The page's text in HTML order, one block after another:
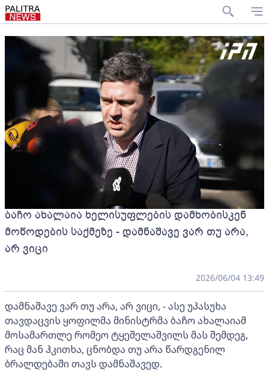
ბაჩო ახალაია ხელისუფლების დამხობისკენ
მოწოდების საქმეზე - დამნაშავე ვარ თუ არა,
არ ვიცი
2026/06/04 13:49
დამნაშავე ვარ თუ არა, არ ვიცი, - ასე უპასუხა
თავდაცვის ყოფილმა მინისტრმა ბაჩო ახალაიამ
მოსამართლე რომეო ტყეშელაშვილს მას შემდეგ,
რაც მან ჰკითხა, ცნობდა თუ არა წარდგენილ
ბრალდებაში თავს დამნაშავედ.